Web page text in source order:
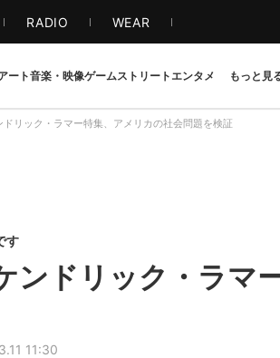
RADIO WEAR
ート音楽・映像ゲームストリート エンタメ もっと見
ドリック・ラマー特集、アメリカの社会問題を検証
す
ンドリック・ラマ
11:30